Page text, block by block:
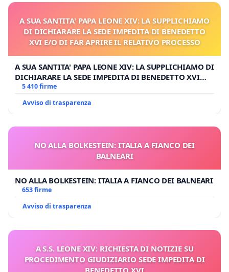
A SUA SANTITA' PAPA LEONE XIV: LA SUPPLICHIAMO
DI DICHIARARE LA SEDE IMPEDITA DI BENEDETTO
XVI E/O DI FAR APRIRE IL RELATIVO PROCESSO
A SUA SANTITA' PAPA LEONE XIV: LA SUPPLICHIAMO DI
DICHIARARE LA SEDE IMPEDITA DI BENEDETTO XVI
E/O DI FAR APRIRE IL RELATIVO PROCESSO
5 410 firme
Avviso di trasparenza
NO ALLA BOLKESTEIN: ITALIA A FIANCO DEI
BALNEARI
NO ALLA BOLKESTEIN: ITALIA A FIANCO DEI BALNEARI
653 firme
Avviso di trasparenza
A S.S. LEONE XIV: RICHIESTA DI NOTIZIE SU
PROCEDIMENTO GIUDIZIARIO SEDE IMPEDITA DI